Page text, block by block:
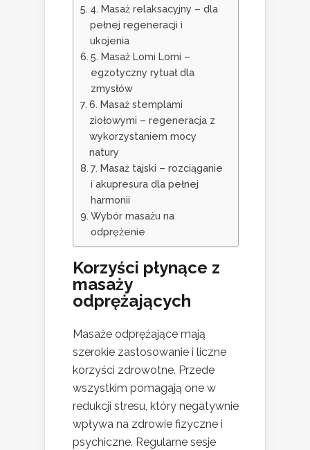
4. Masaż relaksacyjny – dla
pełnej regeneracji i
ukojenia
5. Masaż Lomi Lomi –
egzotyczny rytuał dla
zmysłów
6. Masaż stemplami
ziołowymi – regeneracja z
wykorzystaniem mocy
natury
7. Masaż tajski – rozciąganie
i akupresura dla pełnej
harmonii
Wybór masażu na
odprężenie
Korzyści płynące z
masaży
odprężających
Masaże odprężające mają
szerokie zastosowanie i liczne
korzyści zdrowotne. Przede
wszystkim pomagają one w
redukcji stresu, który negatywnie
wpływa na zdrowie fizyczne i
psychiczne. Regularne sesje